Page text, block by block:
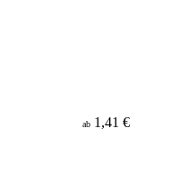
ab 1,41 €